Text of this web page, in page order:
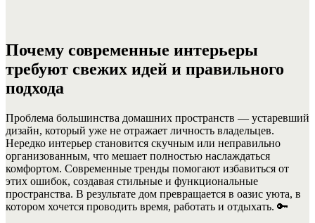
Почему современные интерьеры
требуют свежих идей и правильного
подхода
Проблема большинства домашних пространств — устаревший
дизайн, который уже не отражает личность владельцев.
Нередко интерьер становится скучным или неправильно
организованным, что мешает полностью наслаждаться
комфортом. Современные тренды помогают избавиться от
этих ошибок, создавая стильные и функциональные
пространства. В результате дом превращается в оазис уюта, в
котором хочется проводить время, работать и отдыхать. 🔑